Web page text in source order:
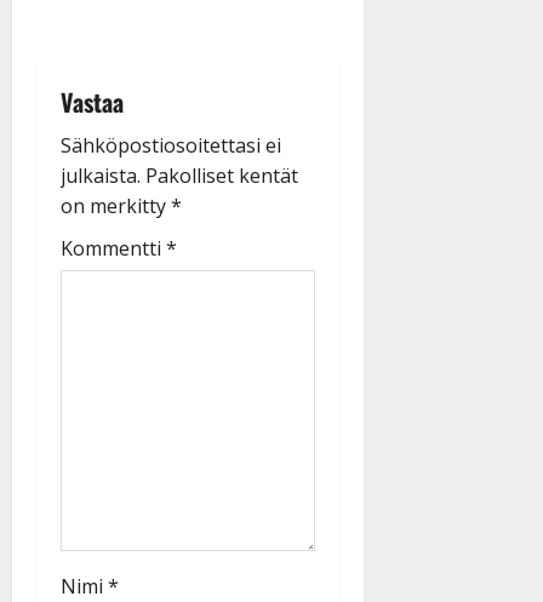
Vastaa
Sähköpostiosoitettasi ei
julkaista. Pakolliset kentät
on merkitty*
Kommentti *
Nimi *